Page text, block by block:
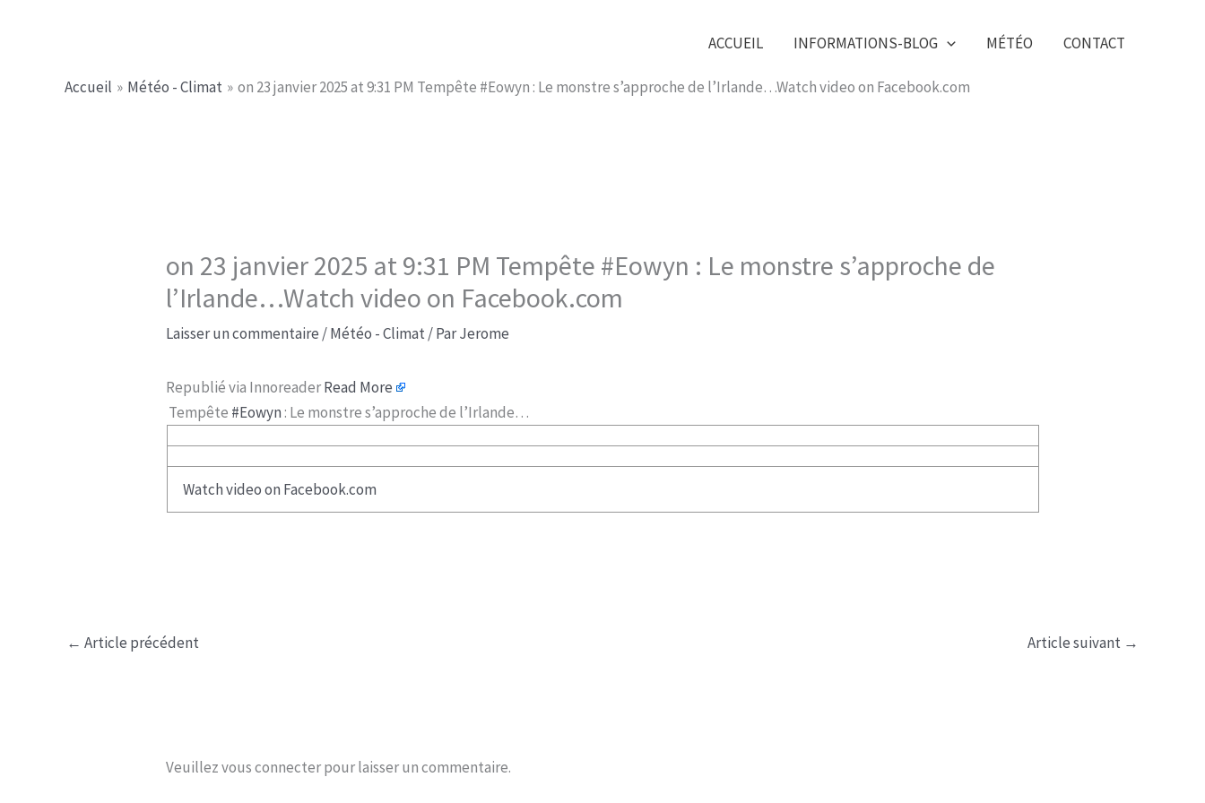
ACCUEIL INFORMATIONS-BLOG MÉTÉO CONTACT
Accueil Météo - Climat on 23 janvier 2025 at 9:31 PM Tempête #Eowyn : Le monstre s’approche de l’Irlande…Watch video on Facebook.com
on 23 janvier 2025 at 9:31 PM Tempête #Eowyn : Le monstre s’approche de
l’Irlande…Watch video on Facebook.com
Laisser un commentaire /Météo - Climat/ ParJerome
Republié via InnoreaderRead More
Tempête #Eowyn: Le monstre s’approche de l’Irlande…
Watch video on Facebook.com
← Article précédent Article suivant →
Veuillez vous connecter pour laisser un commentaire.